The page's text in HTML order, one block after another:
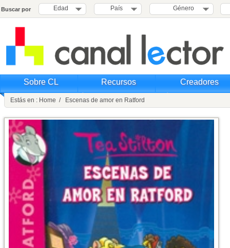
Buscar por Edad País Género
Sobre CL Recursos Creadores
Estás en : Home / Escenas de amor en Ratford